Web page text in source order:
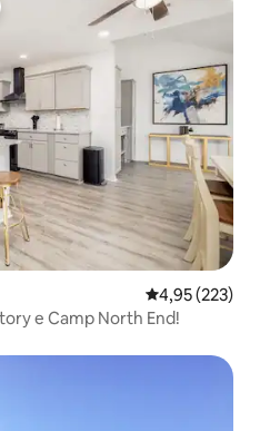
dos hóspedes
4,95 de uma
4,95 (223)
e Camp North End!